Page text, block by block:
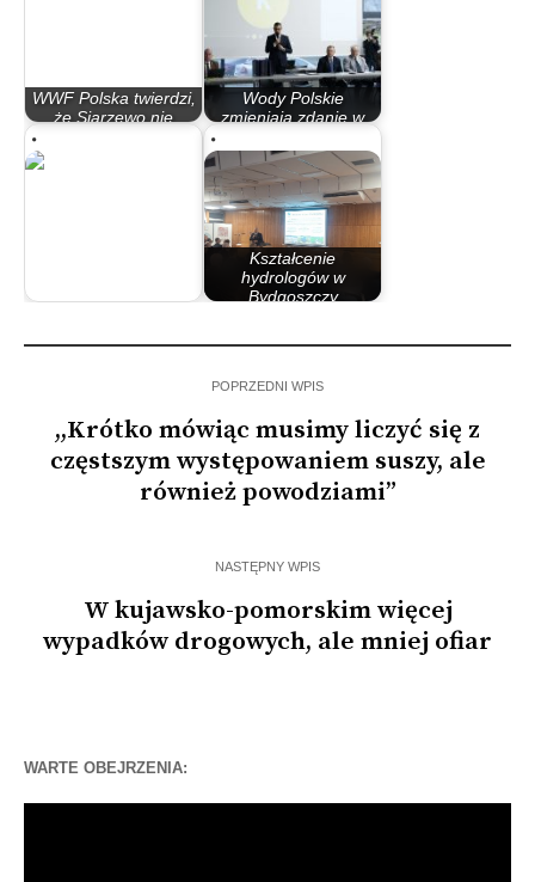
WWF Polska twierdzi,
że Siarzewo nie
Wody Polskie
zmieniają zdanie w
sprawie Siarzewa.…
Kształcenie
hydrologów w
Bydgoszczy
POPRZEDNI WPIS
,,Krótko mówiąc musimy liczyć się z
częstszym występowaniem suszy, ale
również powodziami”
NASTĘPNY WPIS
W kujawsko-pomorskim więcej
wypadków drogowych, ale mniej ofiar
WARTE OBEJRZENIA: